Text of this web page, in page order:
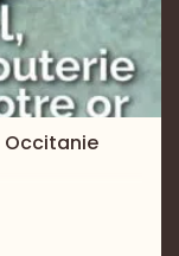
Occitanie